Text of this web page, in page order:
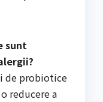
sunt
de probiotice
reducere a